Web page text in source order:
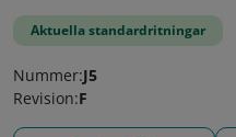
Aktuella standardritningar
Nummer:J5
Revision:F